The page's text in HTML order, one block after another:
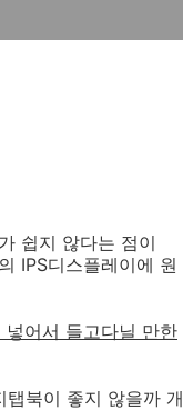
쉽지 않다는 점이
IPS디스플레이에 원
어서 들고다닐 만한
북이 좋지 않을까 개